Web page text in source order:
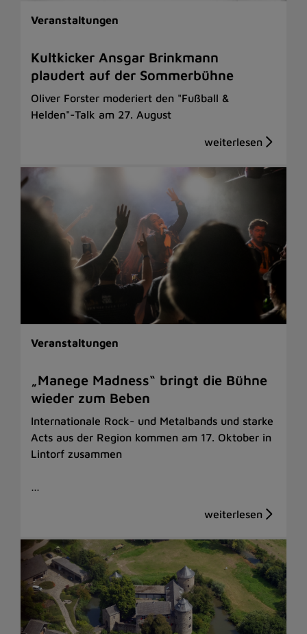
Veranstaltungen
Kultkicker Ansgar Brinkmann
plaudert auf der Sommerbühne
Oliver Forster moderiert den "Fußball &
Helden"-Talk am 27. August
Veranstaltungen
„Manege Madness“ bringt die Bühne
wieder zum Beben
Internationale Rock- und Metalbands und starke
Acts aus der Region kommen am 17. Oktober in
Lintorf zusammen